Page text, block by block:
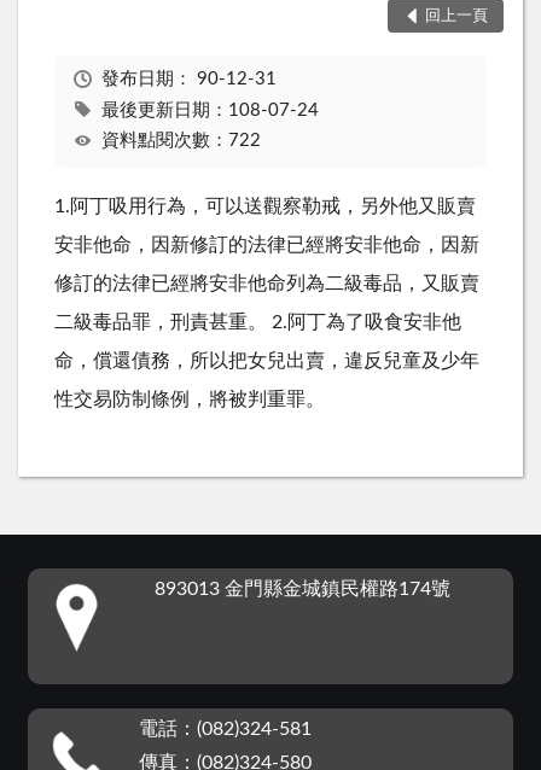
回上一頁
發布日期： 90-12-31
最後更新日期：108-07-24
資料點閱次數：722
1.阿丁吸用行為，可以送觀察勒戒，另外他又販賣
安非他命，因新修訂的法律已經將安非他命，因新
修訂的法律已經將安非他命列為二級毒品，又販賣
二級毒品罪，刑責甚重。 2.阿丁為了吸食安非他
命，償還債務，所以把女兒出賣，違反兒童及少年
性交易防制條例，將被判重罪。
893013 金門縣金城鎮民權路174號
電話：(082)324-581
傳真：(082)324-580